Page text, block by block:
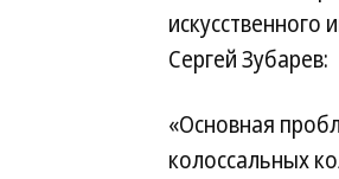
искусственного
Сергей Зубарев:
«Основная
колоссальных